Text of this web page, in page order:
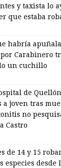
y taxista lo
que estaba
habría
Carabinero
un cuchillo
de
a joven tras
no
Castro
de 14 y 15
especies desde